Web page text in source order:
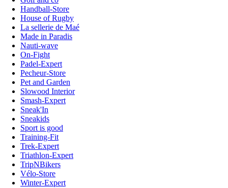
Handball-Store
House of Rugby
La sellerie de Maé
Made in Paradis
Nauti-wave
On-Fight
Padel-Expert
Pecheur-Store
Pet and Garden
Slowood Interior
Smash-Expert
Sneak'In
Sneakids
Sport is good
Training-Fit
Trek-Expert
Triathlon-Expert
TripNBikers
Vélo-Store
Winter-Expert